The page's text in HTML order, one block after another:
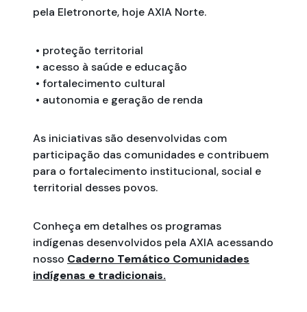
pela Eletronorte, hoje AXIA Norte.
• proteção territorial
• acesso à saúde e educação
• fortalecimento cultural
• autonomia e geração de renda
As iniciativas são desenvolvidas com
participação das comunidades e contribuem
para o fortalecimento institucional, social e
territorial desses povos.
Conheça em detalhes os programas
indígenas desenvolvidos pela AXIA acessando
nosso Caderno Temático Comunidades
indígenas e tradicionais.